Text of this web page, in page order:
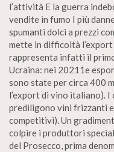
l’attività E la guerra
vendite in fumo I più
spumanti dolci a prezzi
mette in difficoltà
rappresenta infatti il
Ucraina: nei 20211e
sono state per circa 400
l’export di vino italiano). I
prediligono vini frizzanti
competitivi). Un
colpire i produttori
del Prosecco, prima